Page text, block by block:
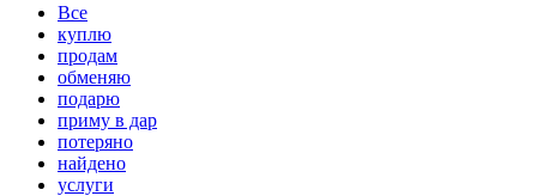
Все
куплю
продам
обменяю
подарю
приму в дар
потеряно
найдено
услуги